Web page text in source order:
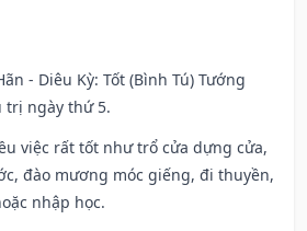
- Diêu Kỳ: Tốt (Bình Tú) Tướng
trị ngày thứ 5.
việc rất tốt như trổ cửa dựng cửa,
đào mương móc giếng, đi thuyền,
nhập học.